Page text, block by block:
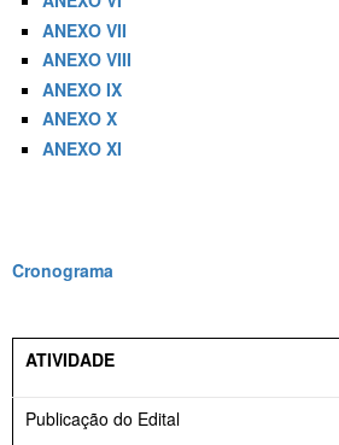
ANEXO VII
ANEXO VIII
ANEXO IX
ANEXO X
ANEXO XI
Cronograma
ATIVIDADE
Publicação do Edital